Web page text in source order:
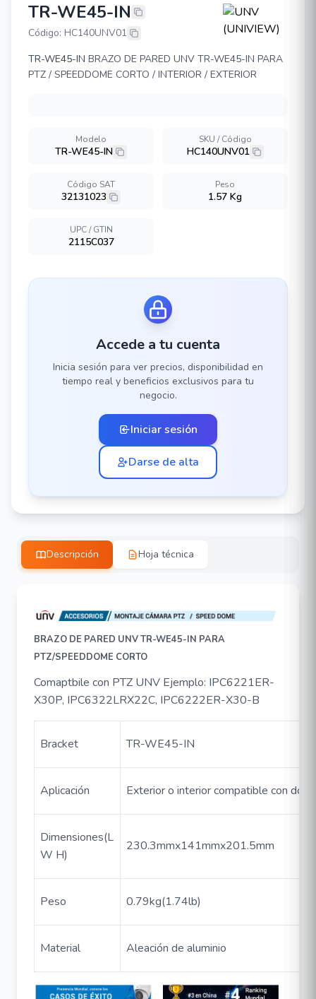
UNV (UNIVIEW) TR-WE45-IN
TR-WE45-IN
Código: HC140UNV01
TR-WE45-IN BRAZO DE PARED UNV TR-WE45-IN PARA
PTZ / SPEEDDOME CORTO / INTERIOR / EXTERIOR
Modelo
TR-WE45-IN
SKU / Código
HC140UNV01
Código SAT
32131023
Peso
1.57 Kg
UPC / GTIN
2115C037
Accede a tu cuenta
Inicia sesión para ver precios, disponibilidad en
tiempo real y beneficios exclusivos para tu
negocio.
Iniciar sesión
Darse de alta
Descripción Hoja técnica
BRAZO DE PARED UNV TR-WE45-IN PARA
PTZ/SPEEDDOME CORTO
Comaptbile con PTZ UNV Ejemplo: IPC6221ER-
X30P, IPC6322LRX22C, IPC6222ER-X30-B
Bracket TR-WE45-IN
Aplicación Exterior o interior compatible con
Dimensiones(L
W H)
230.3mmx141mmx201.5mm
Peso 0.79kg(1.74lb)
Material Aleación de aluminio